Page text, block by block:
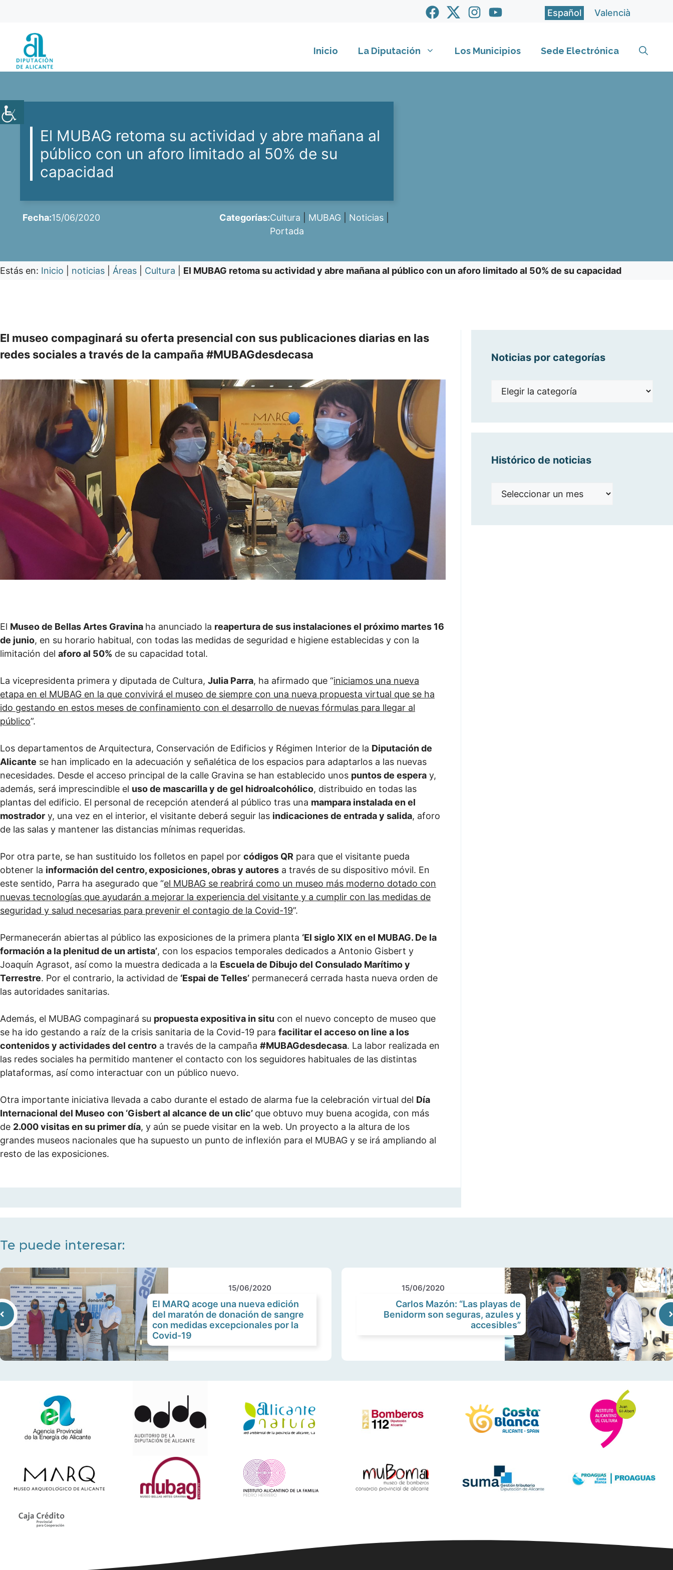
contenido
Español Valencià
Inicio La Diputación Los Municipios Sede Electrónica
El MUBAG retoma su actividad y abre mañana al
público con un aforo limitado al 50% de su
capacidad
Fecha:15/06/2020 Categorías:Cultura MUBAG Noticias
Portada
Estás en: Inicio noticias Áreas Cultura El MUBAG retoma su actividad y abre mañana al público con un aforo limitado al 50% de su capacidad
El museo compaginará su oferta presencial con sus publicaciones diarias en las
redes sociales a través de la campaña #MUBAGdesdecasa
El Museo de Bellas Artes Gravina ha anunciado la reapertura de sus instalaciones el próximo martes 16
de junio, en su horario habitual, con todas las medidas de seguridad e higiene establecidas y con la
limitación del aforo al 50% de su capacidad total.
La vicepresidenta primera y diputada de Cultura, Julia Parra, ha afirmado que “iniciamos una nueva
etapa en el MUBAG en la que convivirá el museo de siempre con una nueva propuesta virtual que se ha
ido gestando en estos meses de confinamiento con el desarrollo de nuevas fórmulas para llegar al
público”.
Los departamentos de Arquitectura, Conservación de Edificios y Régimen Interior de la Diputación de
Alicante se han implicado en la adecuación y señalética de los espacios para adaptarlos a las nuevas
necesidades. Desde el acceso principal de la calle Gravina se han establecido unos puntos de espera y,
además, será imprescindible el uso de mascarilla y de gel hidroalcohólico, distribuido en todas las
plantas del edificio. El personal de recepción atenderá al público tras una mampara instalada en el
mostrador y, una vez en el interior, el visitante deberá seguir las indicaciones de entrada y salida, aforo
de las salas y mantener las distancias mínimas requeridas.
Por otra parte, se han sustituido los folletos en papel por códigos QR para que el visitante pueda
obtener la información del centro, exposiciones, obras y autores a través de su dispositivo móvil. En
este sentido, Parra ha asegurado que “el MUBAG se reabrirá como un museo más moderno dotado con
nuevas tecnologías que ayudarán a mejorar la experiencia del visitante y a cumplir con las medidas de
seguridad y salud necesarias para prevenir el contagio de la Covid-19”.
Permanecerán abiertas al público las exposiciones de la primera planta ‘El siglo XIX en el MUBAG. De la
formación a la plenitud de un artista’, con los espacios temporales dedicados a Antonio Gisbert y
Joaquín Agrasot, así como la muestra dedicada a la Escuela de Dibujo del Consulado Marítimo y
Terrestre. Por el contrario, la actividad de ‘Espai de Telles’ permanecerá cerrada hasta nueva orden de
las autoridades sanitarias.
Además, el MUBAG compaginará su propuesta expositiva in situ con el nuevo concepto de museo que
se ha ido gestando a raíz de la crisis sanitaria de la Covid-19 para facilitar el acceso on line a los
contenidos y actividades del centro a través de la campaña #MUBAGdesdecasa. La labor realizada en
las redes sociales ha permitido mantener el contacto con los seguidores habituales de las distintas
plataformas, así como interactuar con un público nuevo.
Otra importante iniciativa llevada a cabo durante el estado de alarma fue la celebración virtual del Día
Internacional del Museo con ‘Gisbert al alcance de un clic’ que obtuvo muy buena acogida, con más
de 2.000 visitas en su primer día, y aún se puede visitar en la web. Un proyecto a la altura de los
grandes museos nacionales que ha supuesto un punto de inflexión para el MUBAG y se irá ampliando al
resto de las exposiciones.
Noticias por categorías
Noticias
Histórico de noticias
Histórico
Te puede interesar:
15/06/2020
El MARQ acoge una nueva edición
del maratón de donación de sangre
con medidas excepcionales por la
Covid-19
15/06/2020
Carlos Mazón: “Las playas de
Benidorm son seguras, azules y
accesibles”